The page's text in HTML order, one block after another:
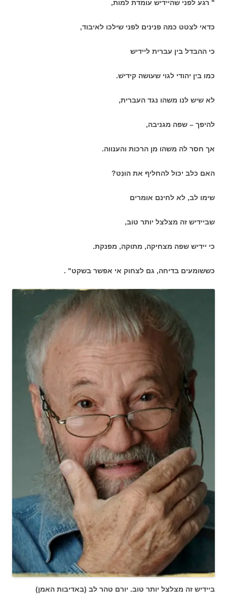
" רגע לפני שהיידיש עומדת למות,
כדאי לצטט כמה פנינים לפני שילכו לאיבוד,
כי ההבדל בין עברית ליידיש
כמו בין יהודי לגוי שעושה קידישׁ.
לא שיש לנו משהו נגד העברית,
להיפך – שפה מגניבה,
אך חסר לה משהו מן הרכות והענווה.
האם כלב יכול להחליף את הוּנְט?
שימו לב, לא לחינם אומרים
שביידיש זה מצלצל יותר טוב,
כי יידיש שפה מצחיקה, מתוקה, מפנקת.
כששומעים בדיחה, גם לצחוק אי אפשר בשקט" .
ביידיש זה מצלצל יותר טוב. יורם טהר לב (באדיבות האמן)